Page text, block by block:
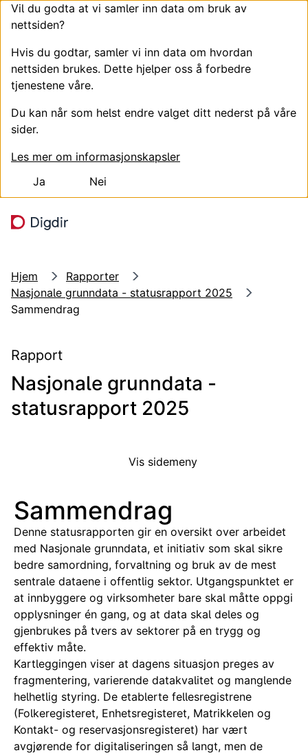
Vil du godta at vi samler inn data om bruk av
nettsiden?
Hvis du godtar, samler vi inn data om hvordan
nettsiden brukes. Dette hjelper oss å forbedre
tjenestene våre.
Du kan når som helst endre valget ditt nederst på våre
sider.
Les mer om informasjonskapsler
Ja
Nei
Hjem
Rapporter
Nasjonale grunndata - statusrapport 2025
Sammendrag
Rapport
Nasjonale grunndata -
statusrapport 2025
Vis sidemeny
Sammendrag
Denne statusrapporten gir en oversikt over arbeidet
med Nasjonale grunndata, et initiativ som skal sikre
bedre samordning, forvaltning og bruk av de mest
sentrale dataene i offentlig sektor. Utgangspunktet er
at innbyggere og virksomheter bare skal måtte oppgi
opplysninger én gang, og at data skal deles og
gjenbrukes på tvers av sektorer på en trygg og
effektiv måte.
Kartleggingen viser at dagens situasjon preges av
fragmentering, varierende datakvalitet og manglende
helhetlig styring. De etablerte fellesregistrene
(Folkeregisteret, Enhetsregisteret, Matrikkelen og
Kontakt- og reservasjonsregisteret) har vært
avgjørende for digitaliseringen så langt, men de